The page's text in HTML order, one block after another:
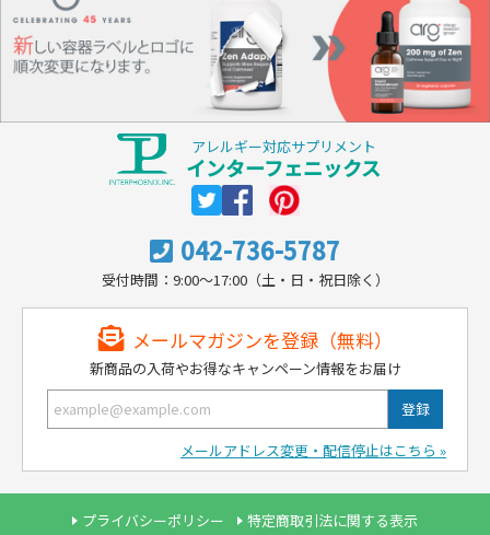
アレルギー対応サプリメント
インターフェニックス
042-736-5787
受付時間：9:00～17:00（土・日・祝日除く）
メールマガジンを登録（無料）
新商品の入荷やお得なキャンペーン情報をお届け
メールアドレス変更・配信停止はこちら »
プライバシーポリシー 特定商取引法に関する表示